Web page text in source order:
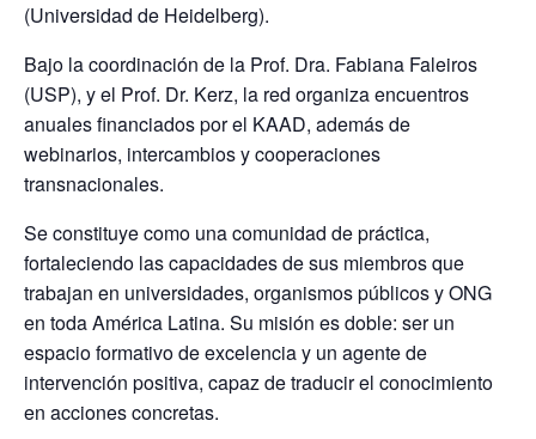
(Universidad de Heidelberg).
Bajo la coordinación de la Prof. Dra. Fabiana Faleiros
(USP), y el Prof. Dr. Kerz, la red organiza encuentros
anuales financiados por el KAAD, además de
webinarios, intercambios y cooperaciones
transnacionales.
Se constituye como una comunidad de práctica,
fortaleciendo las capacidades de sus miembros que
trabajan en universidades, organismos públicos y ONG
en toda América Latina. Su misión es doble: ser un
espacio formativo de excelencia y un agente de
intervención positiva, capaz de traducir el conocimiento
en acciones concretas.